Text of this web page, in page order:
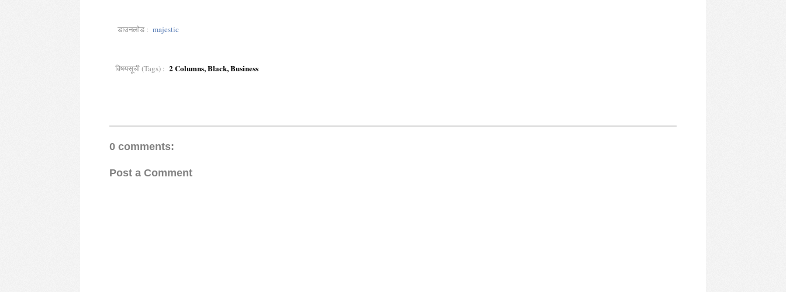
डाउनलोड : majestic
विषयसूची (Tags) : 2 Columns, Black, Business
0 comments:
Post a Comment